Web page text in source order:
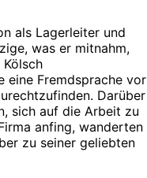
als Lagerleiter und
was er mitnahm,
eine Fremdsprache vor
Darüber
sich auf die Arbeit zu
anfing, wanderten
zu seiner geliebten